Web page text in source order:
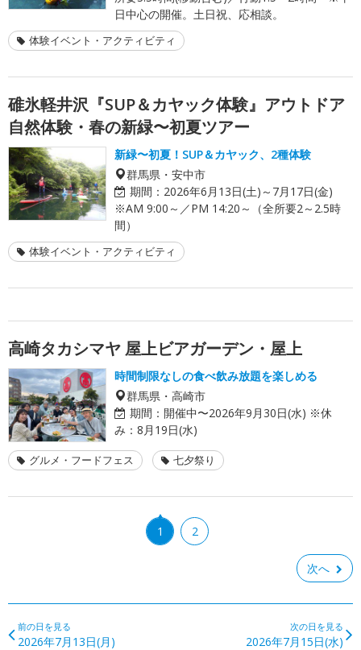
日中心の開催。土日祝、応相談。
体験イベント・アクティビティ
碓氷軽井沢『SUP＆カヤック体験』アウトドア
自然体験・春の新緑〜初夏ツアー
新緑〜初夏！SUP＆カヤック、2種体験
群馬県・安中市
期間： 2026年6月13日(土)～7月17日(金)
※AM 9:00～／PM 14:20～（全所要2～2.5時
間）
体験イベント・アクティビティ
高崎タカシマヤ 屋上ビアガーデン・屋上
時間制限なしの食べ飲み放題を楽しめる
群馬県・高崎市
期間： 開催中〜2026年9月30日(水) ※休
み：8月19日(水)
グルメ・フードフェス 七夕祭り
1 2
次へ
前の日を見る
2026年7月13日(月)
次の日を見る
2026年7月15日(水)